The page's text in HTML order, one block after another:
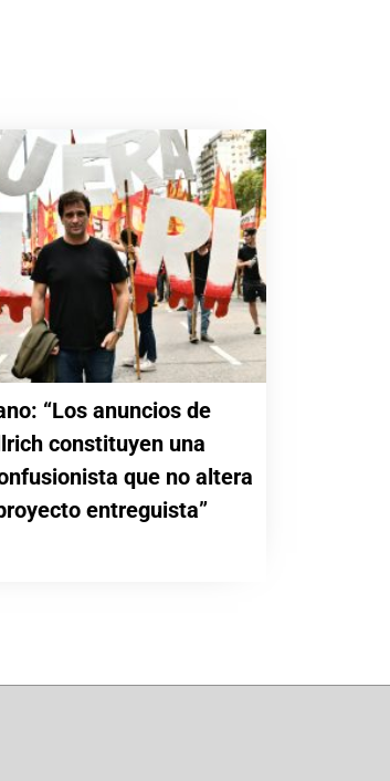
“Los anuncios de
constituyen una
que no altera
entreguista”